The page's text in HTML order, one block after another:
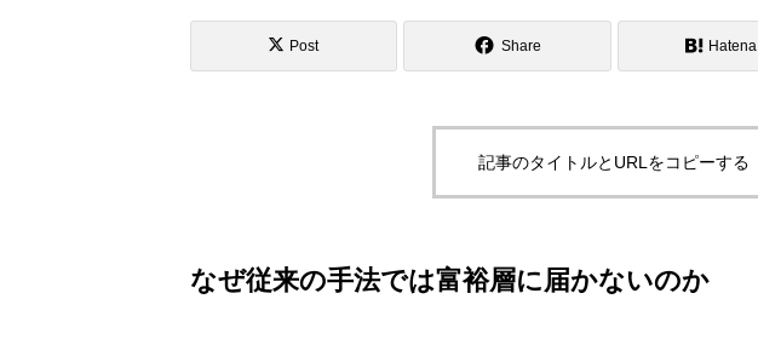
Post Share Hatena
記事のタイトルとURLをコピーする
なぜ従来の手法では富裕層に届かないのか